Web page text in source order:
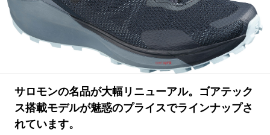
#NEW VINTAGE #マイナーグッド図鑑
#路地裏てぃーん。 #MONTHLY JOURNAL
#GH 銘品の所以 #フイナムのYouTube
#FOCUS IT #AH.H
#ととけん #FASHION #MUSIC #MOVIE
#LIFESTYLE #SNEAKER #OUTDOOR
#SPORTS
サロモンの名品が大幅リニューアル。ゴアテック
ス搭載モデルが魅惑のプライスでラインナップさ
れています。